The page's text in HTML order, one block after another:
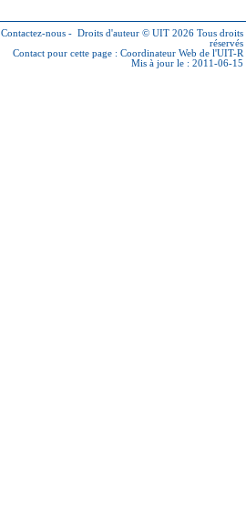
Contactez-nous - Droits d'auteur © UIT 2026 Tous droits
réservés
Contact pour cette page : Coordinateur Web de l'UIT-R
Mis à jour le : 2011-06-15